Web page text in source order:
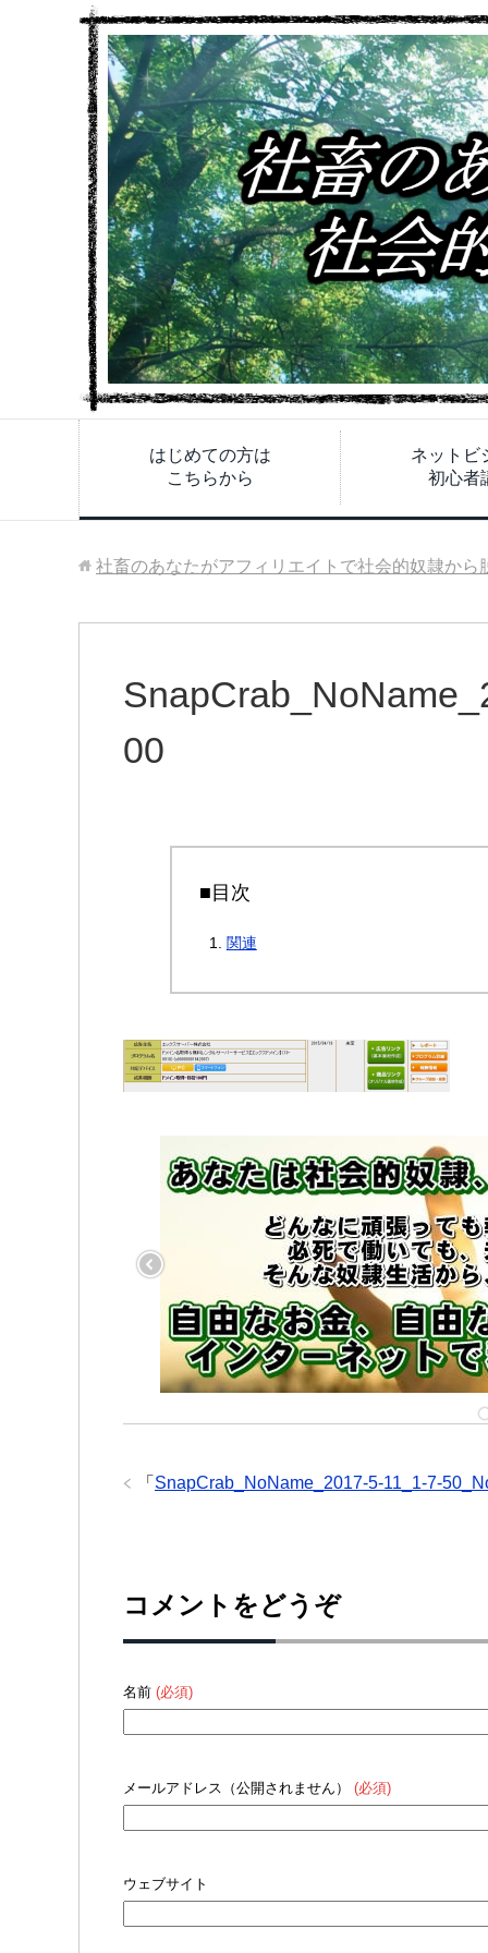
はじめての方は
こちらから
ネットビ
初心者
社畜のあなたがアフィリエイトで社会的奴隷から
00
■目次
関連
「 SnapCrab_NoName_2017-5-11_1-7-
コメントをどうぞ
名前 (必須)
メールアドレス（公開されません） (必須)
ウェブサイト